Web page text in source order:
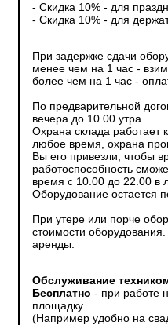
- Скидка 10% - для
- Скидка 10% - для
При задержке сдачи
менее чем на 1 час -
более чем на 1 час -
По предварительной
вечера до 10.00 утра
Охрана склада работает
любое время, охрана
Вы его привезли, чтобы
работоспособность
время с 10.00 до 22.00 в
Оборудование остается
При утере или порче
стоимости
аренды.
Обслуживание
Бесплатно - при работе
площадку
(Например удобно на